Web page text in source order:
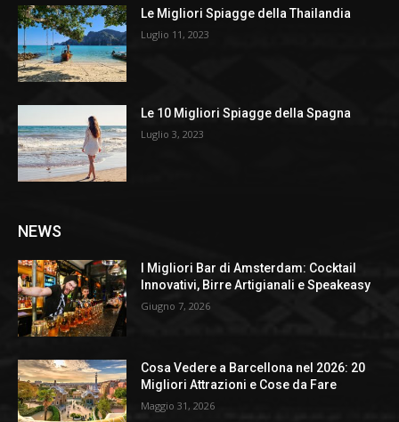
Le Migliori Spiagge della Thailandia
Luglio 11, 2023
Le 10 Migliori Spiagge della Spagna
Luglio 3, 2023
NEWS
I Migliori Bar di Amsterdam: Cocktail
Innovativi, Birre Artigianali e Speakeasy
Giugno 7, 2026
Cosa Vedere a Barcellona nel 2026: 20
Migliori Attrazioni e Cose da Fare
Maggio 31, 2026